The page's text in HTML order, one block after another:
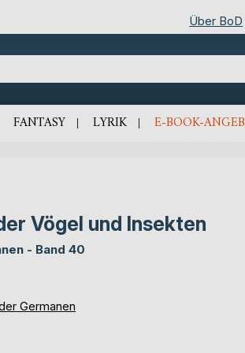
Über BoD
FANTASY LYRIK E-BOOK-
Vögel und Insekten
- Band 40
Germanen